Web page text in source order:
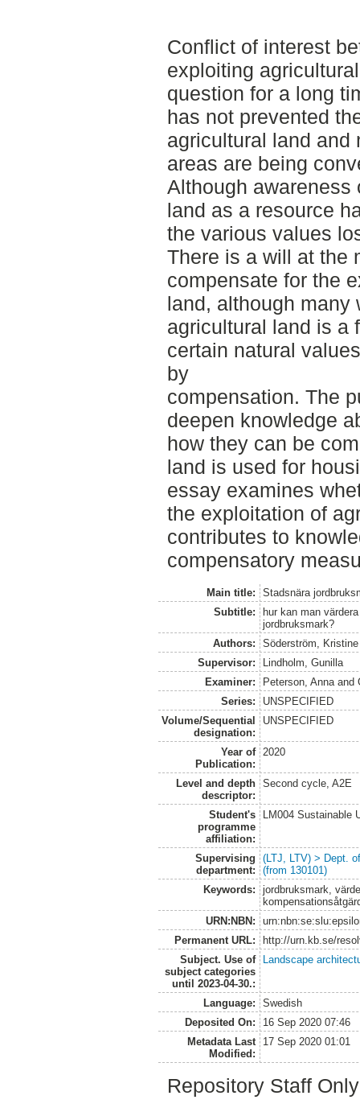
Conflict of interest
exploiting
question for a long
has not prevented
agricultural land and
areas are being
Although awareness
land as a resource
the various values
There is a will at the
compensate for the
land, although many
agricultural land is a
certain natural
by
compensation. The
deepen knowledge
how they can be
land is used for
essay examines
the exploitation of
contributes to
compensatory
Main title:
Stadsnära
Subtitle:
hur kan man
jordbruksmark?
Authors:
Söderström, Kristine
Supervisor:
Lindholm, Gunilla
Examiner:
Peterson, Anna and
Series:
UNSPECIFIED
Volume/Sequential
designation:
UNSPECIFIED
Year of
Publication:
2020
Level and depth
descriptor:
Second cycle, A2E
Student's
programme
affiliation:
LM004 Sustainable
Supervising
department:
(LTJ, LTV) > Dept.
(from 130101)
Keywords:
jordbruksmark,
URN:NBN:
Permanent URL:
http://urn.kb.se/
Subject. Use of
subject categories
until 2023-04-30.:
Landscape
Language:
Swedish
Deposited On:
16 Sep 2020 07:46
Metadata Last
Modified:
17 Sep 2020 01:01
Repository Staff